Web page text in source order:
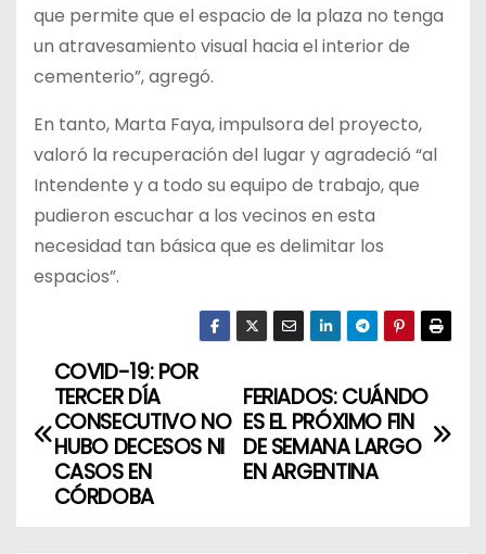
que permite que el espacio de la plaza no tenga
un atravesamiento visual hacia el interior de
cementerio”, agregó.
En tanto, Marta Faya, impulsora del proyecto,
valoró la recuperación del lugar y agradeció “al
Intendente y a todo su equipo de trabajo, que
pudieron escuchar a los vecinos en esta
necesidad tan básica que es delimitar los
espacios”.
N
a
FERIADOS: CUÁNDO
ES EL PRÓXIMO FIN
DE SEMANA LARGO
EN ARGENTINA
COVID-19: POR
TERCER DÍA
CONSECUTIVO NO
HUBO DECESOS NI
CASOS EN
CÓRDOBA